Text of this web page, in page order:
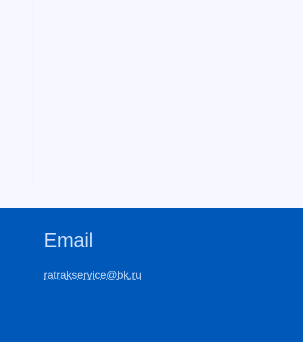
Email
ratrakservice@bk.ru